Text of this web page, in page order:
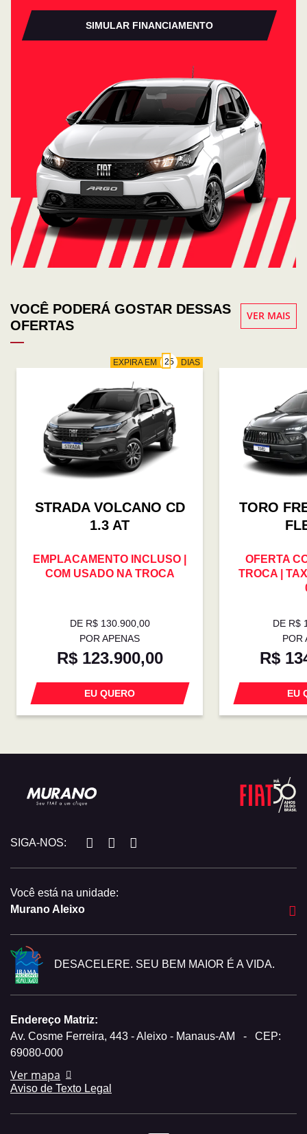
SIMULAR FINANCIAMENTO
VOCÊ PODERÁ GOSTAR DESSAS
OFERTAS
VER MAIS
EXPIRA EM DIAS
STRADA VOLCANO CD
1.3 AT
EMPLACAMENTO INCLUSO |
COM USADO NA TROCA
DE R$ 130.900,00
POR APENAS
R$ 123.900,00
EU QUERO
TORO
OFERTA
TROCA |
DE R$
POR
R$
EU
SIGA-NOS:
Você está na unidade:
Murano Aleixo
DESACELERE. SEU BEM MAIOR É A VIDA.
Endereço Matriz:
Av. Cosme Ferreira, 443 - Aleixo - Manaus-AM
-
CEP:
69080-000
Ver mapa
Aviso de Texto Legal